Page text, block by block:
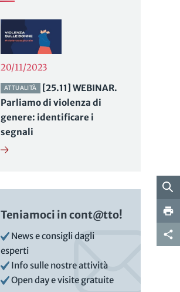
20/11/2023
ATTUALITÀ
[25.11] WEBINAR.
Parliamo di violenza di
genere: identificare i
segnali
Teniamoci in cont@tto!
News e consigli dagli
esperti
Info sulle nostre attività
Open day e visite gratuite